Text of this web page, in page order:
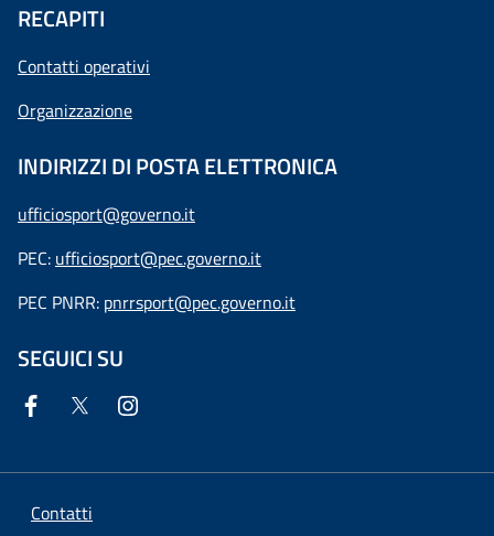
RECAPITI
Contatti operativi
Organizzazione
INDIRIZZI DI POSTA ELETTRONICA
ufficiosport@governo.it
PEC: ufficiosport@pec.governo.it
PEC PNRR: pnrrsport@pec.governo.it
SEGUICI SU
Contatti